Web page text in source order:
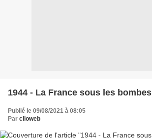
1944 - La France sous les bombes
Publié le 09/08/2021 à 08:05
Par clioweb